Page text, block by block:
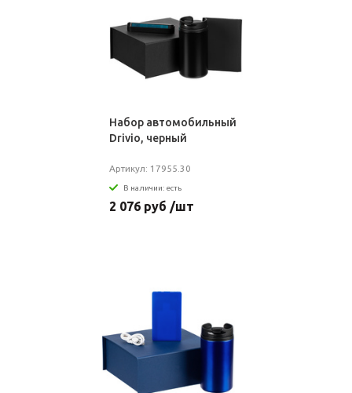
Набор автомобильный
Drivio, черный
Артикул: 17955.30
В наличии: есть
2 076 руб /шт